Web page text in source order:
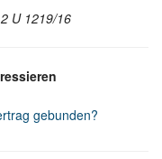
U 1219/16
gebunden?